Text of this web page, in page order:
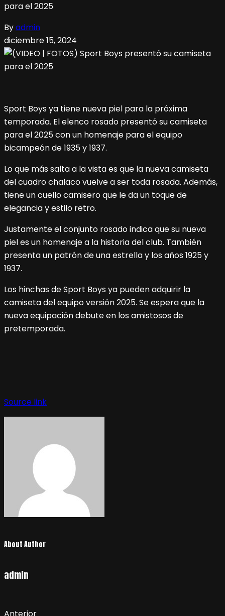
para el 2025
Byadmin
diciembre 15, 2024
Sport Boys ya tiene nueva piel para la próxima
temporada. El elenco rosado presentó su camiseta
para el 2025 con un homenaje para el equipo
bicampeón de 1935 y 1937.
Lo que más salta a la vista es que la nueva camiseta
del cuadro chalaco vuelve a ser toda rosada. Además,
tiene un cuello camisero que le da un toque de
elegancia y estilo retro.
Justamente el conjunto rosado indica que su nueva
piel es un homenaje a la historia del club. También
presenta un patrón de una estrella y los años 1925 y
1937.
Los hinchas de Sport Boys ya pueden adquirir la
camiseta del equipo versión 2025. Se espera que la
nueva equipación debute en los amistosos de
pretemporada.
Source link
About Author
admin
Anterior